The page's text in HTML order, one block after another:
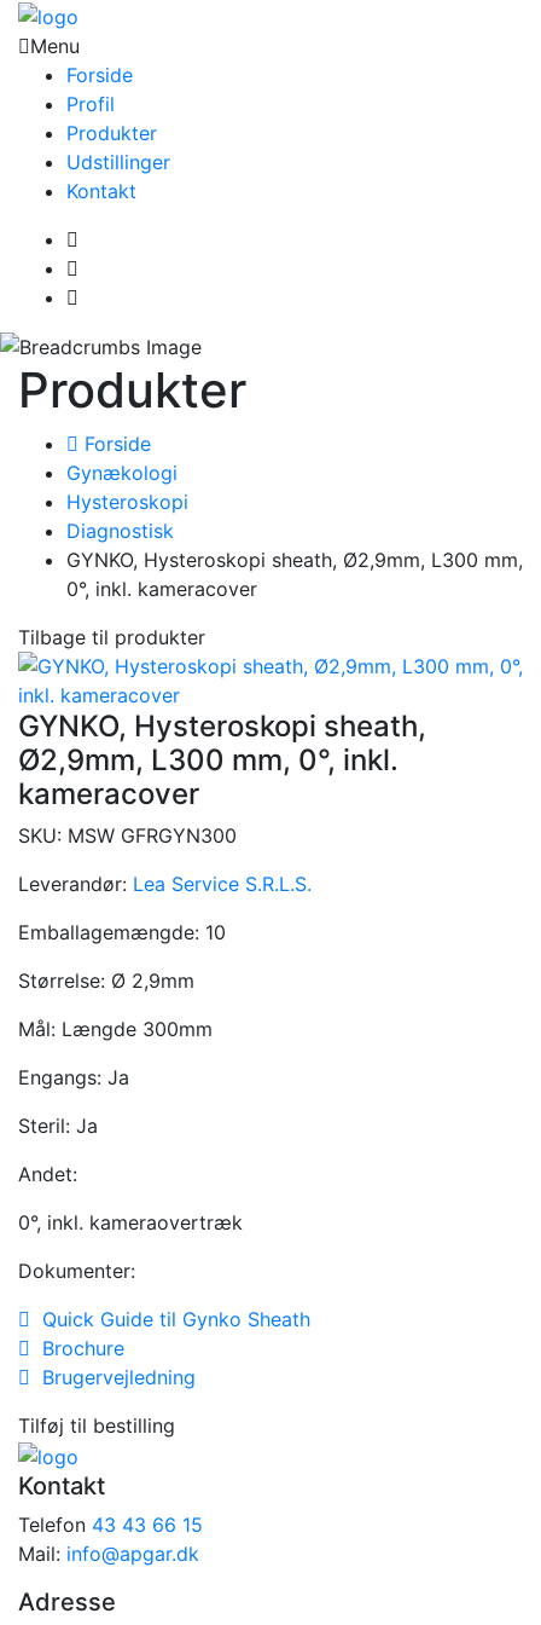
Menu
Forside
Profil
Produkter
Udstillinger
Kontakt
Produkter
Forside
Gynækologi
Hysteroskopi
Diagnostisk
GYNKO, Hysteroskopi sheath, Ø2,9mm, L300 mm,
0°, inkl. kameracover
Tilbage til produkter
GYNKO, Hysteroskopi sheath,
Ø2,9mm, L300 mm, 0°, inkl.
kameracover
SKU: MSW GFRGYN300
Leverandør: Lea Service S.R.L.S.
Emballagemængde: 10
Størrelse: Ø 2,9mm
Mål: Længde 300mm
Engangs: Ja
Steril: Ja
Andet:
0°, inkl. kameraovertræk
Dokumenter:
Quick Guide til Gynko Sheath
Brochure
Brugervejledning
Tilføj til bestilling
Kontakt
Telefon 43 43 66 15
Mail: info@apgar.dk
Adresse